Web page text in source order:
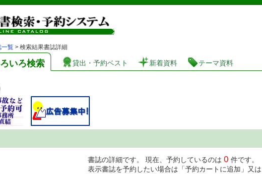
図書館 蔵書検索・予約システム
一覧 > 検索結果書誌詳細
いろ検索 貸出・予約ベスト 新着資料 テーマ資料
書誌の詳細です。 現在、予約しているのは 0 件です。
表示書誌を予約したい場合は「予約カートに追加」又